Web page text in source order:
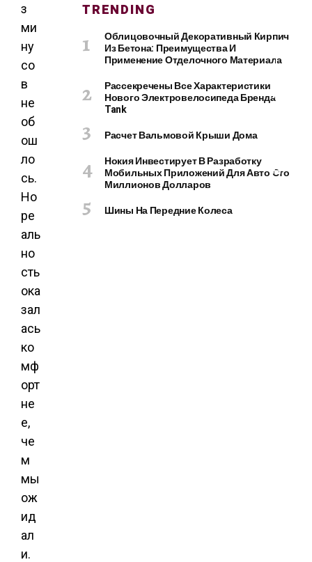
Ю
Т
Ы
Д
Ж
з
ми
ну
со
в
не
об
ош
ло
сь.
Но
ре
аль
но
сть
ока
зал
ась
ко
мф
орт
не
е,
че
м
мы
ож
ид
ал
и.
TRENDING
Облицовочный Декоративный Кирпич
Из Бетона: Преимущества И
Применение Отделочного Материала
Рассекречены Все Характеристики
Нового Электровелосипеда Бренда
Tank
Расчет Вальмовой Крыши Дома
Нокия Инвестирует В Разработку
Мобильных Приложений Для Авто Сто
Миллионов Долларов
Шины На Передние Колеса